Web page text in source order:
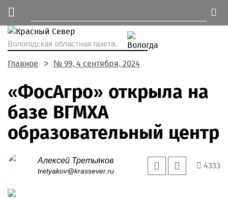
Вологодская областная газета.
Главное № 99, 4 сентября, 2024
«ФосАгро» открыла на
базе ВГМХА
образовательный центр
Алексей Третьяков
tretyakov@krassever.ru
4333